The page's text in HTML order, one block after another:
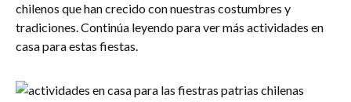
chilenos que han crecido con nuestras costumbres y
tradiciones. Continúa leyendo para ver más actividades en
casa para estas fiestas.